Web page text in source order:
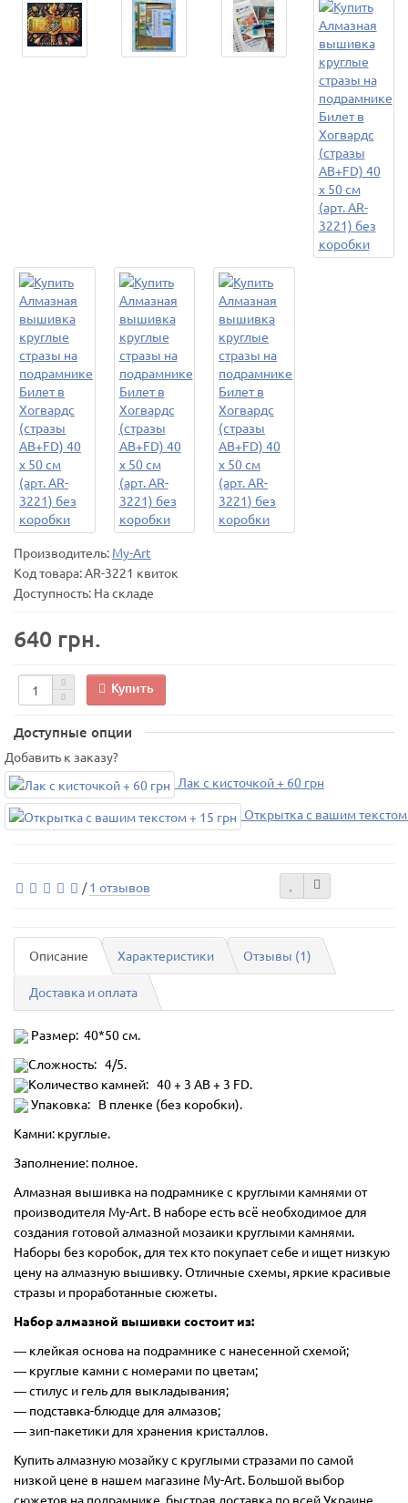
Производитель: My-Art
Код товара:AR-3221 квиток
Доступность: На складе
640 грн.
Купить
Доступные опции
Добавить к заказу?
Лак с кисточкой + 60 грн
Открытка с вашим текстом
/1 отзывов
Описание Характеристики Отзывы (1)
Доставка и оплата
Размер: 40*50 см.
Сложность: 4/5.
Количество камней: 40 + 3 AB + 3 FD.
Упаковка: В пленке (без коробки).
Камни: круглые.
Заполнение: полное.
Алмазная вышивка на подрамнике с круглыми камнями от
производителя My-Art. В наборе есть всё необходимое для
создания готовой алмазной мозаики круглыми камнями.
Наборы без коробок, для тех кто покупает себе и ищет низкую
цену на алмазную вышивку. Отличные схемы, яркие красивые
стразы и проработанные сюжеты.
Набор алмазной вышивки состоит из:
― клейкая основа на подрамнике с нанесенной схемой;
― круглые камни с номерами по цветам;
― стилус и гель для выкладывания;
― подставка-блюдце для алмазов;
― зип-пакетики для хранения кристаллов.
Купить алмазную мозайку с круглыми стразами по самой
низкой цене в нашем магазине My-Art. Большой выбор
сюжетов на подрамнике, быстрая доставка по всей Украине.